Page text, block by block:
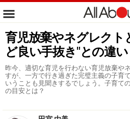
育児放棄やネグレクト
ど良い手抜き"との違い
昨今、適切な育児を行わない育児放棄や
すが、一方で行き過ぎた完璧主義の子育
いうことも見聞きするでしょう。子育て
の目安とは？